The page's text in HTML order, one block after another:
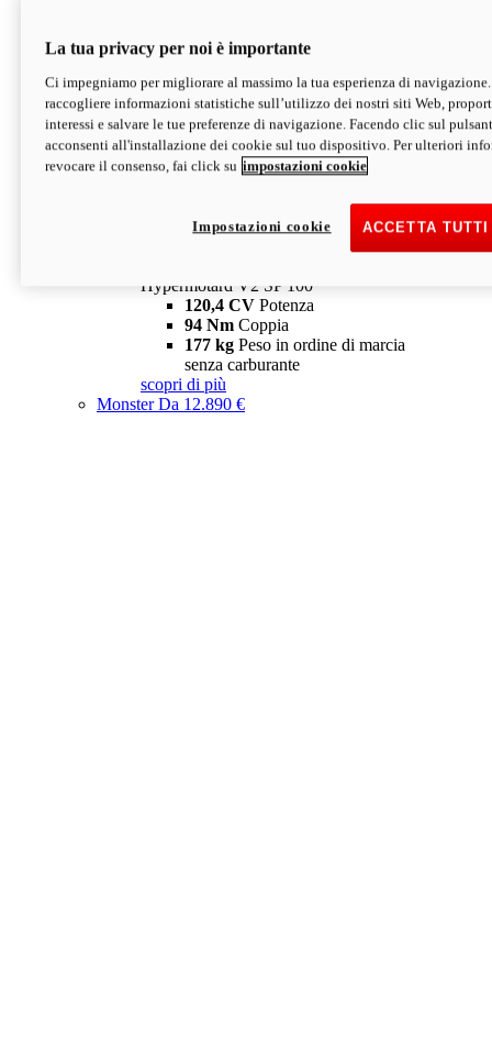
V2 SP
Hypermotard V2 SP
120,4 CVPotenza
94 NmCoppia
177 kgPeso in ordine di marcia
senza carburante
Depotenziata 35 kW: 18.890 € i
configura scopri di più
Hypermotard V2 SP 100
120,4 CV Potenza
94 Nm Coppia
177 kg Peso in ordine di marcia
senza carburante
scopri di più
MonsterDa 12.890 €
La tua privacy per noi è importante
Ci impegniamo per migliorare al massimo la tua esperienza di
raccogliere informazioni statistiche sull’utilizzo dei nostri siti Web,
interessi e salvare le tue preferenze di navigazione. Facendo clic sul
acconsenti all'installazione dei cookie sul tuo dispositivo. Per ulteriori
revocare il consenso, fai click su impostazioni cookie
ACCETTA
Impostazioni cookie